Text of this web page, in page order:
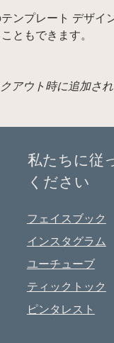
ンプレート デザイ
ともできます。
アウト時に追加され
私たちに従
ください
フェイスブック
インスタグラム
ユーチューブ
ティックトック
ピンタレスト